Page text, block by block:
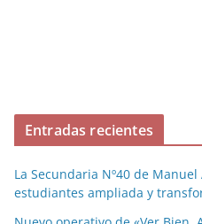
Entradas recientes
La Secundaria Nº40 de
estudiantes ampliada y